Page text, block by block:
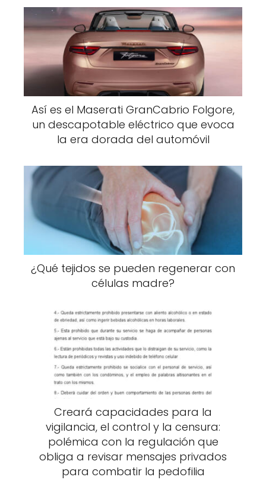
Así es el Maserati GranCabrio Folgore,
un descapotable eléctrico que evoca
la era dorada del automóvil
¿Qué tejidos se pueden regenerar con
células madre?
Creará capacidades para la
vigilancia, el control y la censura:
polémica con la regulación que
obliga a revisar mensajes privados
para combatir la pedofilia